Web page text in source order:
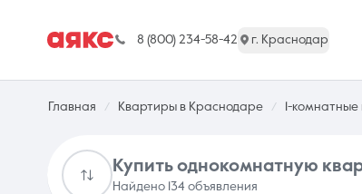
8 (800) 234-58-42 г. Краснодар
Главная Квартиры в Краснодаре 1-
Купить однокомнатную
Найдено 134 объявления